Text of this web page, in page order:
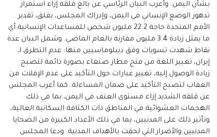
بشأن اليمن. وأعرب البيان الرئاسي عن بالغ قلقه إزاء استمرار
تدهور الوضع الإنساني في اليمن، وإدراك المجلس، بقلق، تقدير
الأمم المتحدة حاجة 22.2 مليون شخص للمساعدات الإنسانية أي
ما يمثل زيادة 3.4 مليون مقارنة بالعام الماضي. وشمل البيان عدة
نقاط شهدت تسويات وفق ديبلوماسيين منها: عدم التطرق لـ
إيران، تغيير اللغة من فتح مطار صنعاء بصورة دائمة لتصبح
زيادة الوصول إليه، تغيير عبارات حول التأكيد على عدم الإفلات من
العقاب لتصبح التأكيد على ضمان المساءلة. كما أعرب المجلس
عن قلقه الشديد إزاء مستوى العنف في اليمن، بما في ذلك
الهجمات العشوائية في المناطق ذات الكثافة السكانية العالية،
وتأثير ذلك على المدنيين، بما في ذلك الأعداد الكبيرة من الضحايا
المدنيين والأضرار التي لحقت بالأهداف المدنية. ودعا المجلس